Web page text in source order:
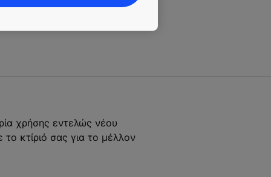
χρήσης εντελώς νέου
κτίριό σας για το μέλλον